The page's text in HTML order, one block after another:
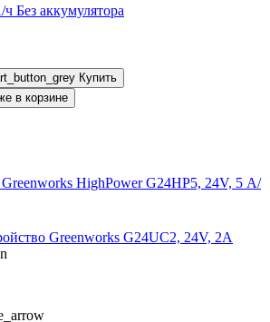
ч Без аккумулятора
Купить
в корзине
HighPower G24HP5, 24V, 5 А/
Greenworks G24UC2, 24V, 2А